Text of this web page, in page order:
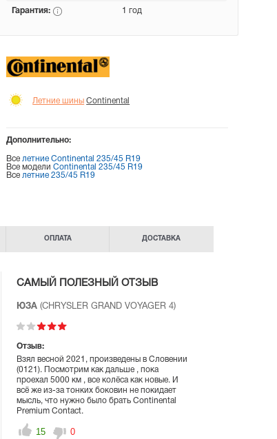
Гарантия: 1 год
Летние шины Continental
Дополнительно:
Все летние Continental 235/45 R19
Все моделиContinental 235/45 R19
Все летние 235/45 R19
ОПЛАТА ДОСТАВКА
САМЫЙ ПОЛЕЗНЫЙ ОТЗЫВ
ЮЗА (CHRYSLER GRAND VOYAGER 4)
Отзыв:
Взял весной 2021, произведены в Словении
(0121). Посмотрим как дальше , пока
проехал 5000 км , все колёса как новые. И
всё же из-за тонких боковин не покидает
мысль, что нужно было брать Continental
Premium Contact.
15 0